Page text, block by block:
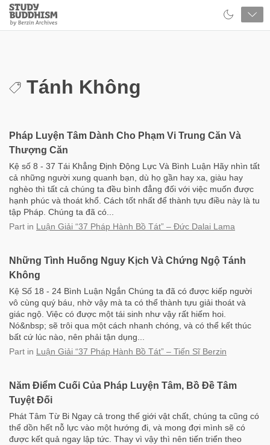
Close
Study
Buddhism
Tánh Không
Pháp Luyện Tâm Dành Cho Phạm Vi Trung Căn Và
Thượng Căn
Kệ số 8 - 37 Tái Khẳng Định Động Lực Và Bình Luận Hãy nhìn tất
cả những người xung quanh bạn, dù họ gần hay xa, giàu hay
nghèo thì tất cả chúng ta đều bình đẳng đối với việc muốn được
hạnh phúc và thoát khổ. Cách tốt nhất để thành tựu điều này là tu
tập Pháp. Chúng ta đã có...
Part in Luận Giải “37 Pháp Hành Bồ Tát” – Đức Dalai Lama
Những Tình Huống Nguy Kịch Và Chứng Ngộ Tánh
Không
Kệ Số 18 - 24 Bình Luận Ngắn Chúng ta đã có được kiếp người
vô cùng quý báu, nhờ vậy mà ta có thể thành tựu giải thoát và
giác ngộ. Việc có được một tái sinh như vậy rất hiếm hoi.
Nó&nbsp; sẽ trôi qua một cách nhanh chóng, và có thể kết thúc
bất cứ lúc nào, nên phải tận dụng...
Part in Luận Giải “37 Pháp Hành Bồ Tát” – Tiến Sĩ Berzin
Năm Điểm Cuối Của Pháp Luyện Tâm, Bồ Đề Tâm
Tuyệt Đối
Phát Tâm Từ Bi Ngay cả trong thế giới vật chất, chúng ta cũng có
thể dồn hết nỗ lực vào một hướng đi, và mong đợi mình sẽ có
được kết quả ngay lập tức. Thay vì vậy thì nên tiến triển theo